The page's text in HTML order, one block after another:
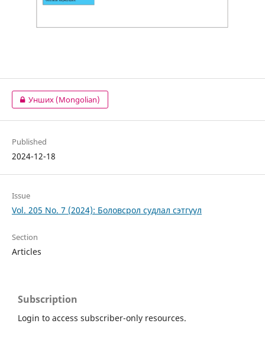
Унших (Mongolian)
Published
2024-12-18
Issue
Vol. 205 No. 7 (2024): Боловсрол судлал сэтгүүл
Section
Articles
Subscription
Login to access subscriber-only resources.